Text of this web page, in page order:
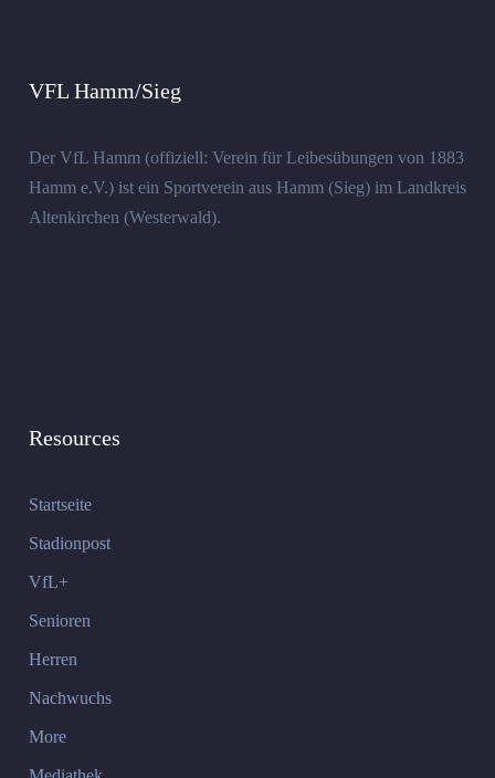
VFL Hamm/Sieg
Der VfL Hamm (offiziell: Verein für Leibesübungen von 1883
Hamm e.V.) ist ein Sportverein aus Hamm (Sieg) im Landkreis
Altenkirchen (Westerwald).
Resources
Startseite
Stadionpost
VfL+
Senioren
Herren
Nachwuchs
More